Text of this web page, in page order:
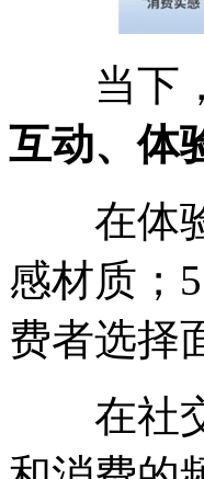
当下，
互动、体
在体验
感材质；
费者选择
在社交